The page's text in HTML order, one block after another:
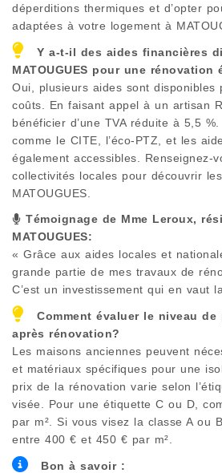
déperditions thermiques et d’opter
adaptées à votre logement à
Y a-t-il des aides financières
MATOUGUES pour une rénovation
Oui, plusieurs aides sont disponibles
coûts. En faisant appel à un artisan
bénéficier d’une TVA réduite à 5,5
comme le CITE, l’éco-PTZ, et les
également accessibles. Renseignez-
collectivités locales pour découvrir
MATOUGUES
Témoignage de Mme Leroux,
MATOUGUES:
« Grâce aux aides locales et
grande partie de mes travaux de
C’est un investissement qui en vaut
Comment évaluer le niveau
après rénovation?
Les maisons anciennes peuvent
et matériaux spécifiques pour une
prix de la rénovation varie selon
visée. Pour une étiquette C ou D,
par m². Si vous visez la classe A ou
entre 400 € et 450 € par m².
Bon à savoir :